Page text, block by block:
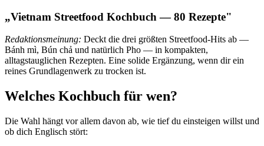
„Vietnam Streetfood Kochbuch — 80 Rezepte"
Redaktionsmeinung: Deckt die drei größten Streetfood-Hits ab —
Bánh mì, Bún chả und natürlich Pho — in kompakten,
alltagstauglichen Rezepten. Eine solide Ergänzung, wenn dir ein
reines Grundlagenwerk zu trocken ist.
Welches Kochbuch für wen?
Die Wahl hängt vor allem davon ab, wie tief du einsteigen willst und
ob dich Englisch stört: